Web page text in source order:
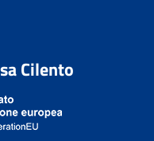
Cilento